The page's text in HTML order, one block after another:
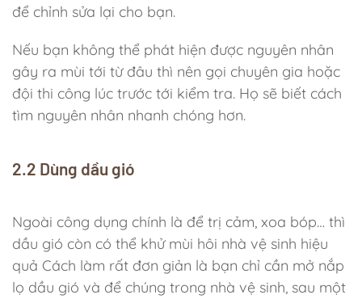
để chỉnh sửa lại cho bạn.
Nếu bạn không thể phát hiện được nguyên nhân
gây ra mùi tới từ đâu thì nên gọi chuyên gia hoặc
đội thi công lúc trước tới kiểm tra. Họ sẽ biết cách
tìm nguyên nhân nhanh chóng hơn.
2.2 Dùng dầu gió
Ngoài công dụng chính là để trị cảm, xoa bóp… thì
dầu gió còn có thể khử mùi hôi nhà vệ sinh hiệu
quả Cách làm rất đơn giản là bạn chỉ cần mở nắp
lọ dầu gió và để chúng trong nhà vệ sinh, sau một